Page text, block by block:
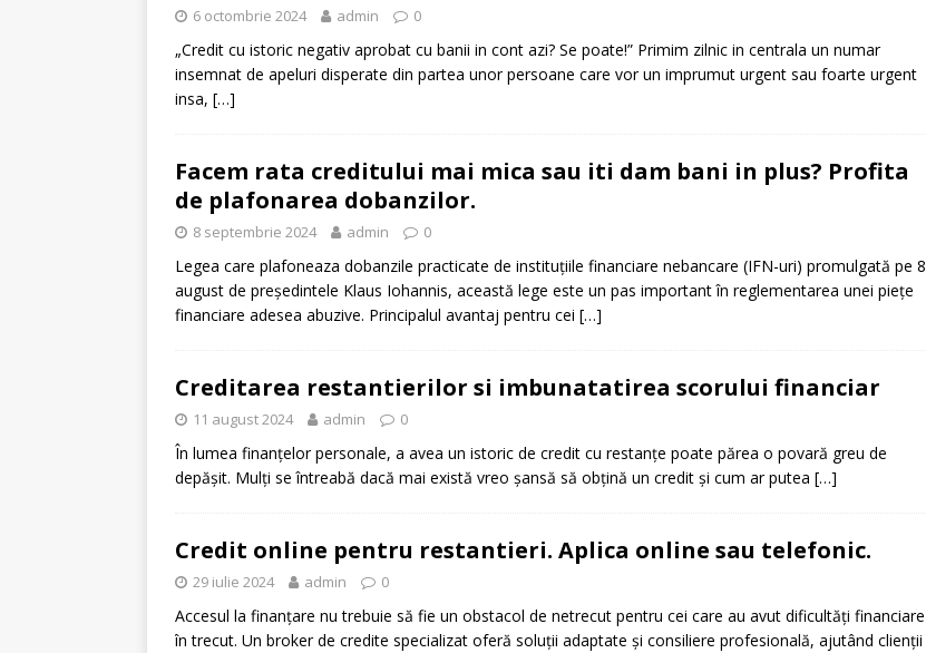
6 octombrie 2024 admin 0
„Credit cu istoric negativ aprobat cu banii in cont azi? Se poate!” Primim zilnic in centrala un numar
insemnat de apeluri disperate din partea unor persoane care vor un imprumut urgent sau foarte urgent
insa, […]
Facem rata creditului mai mica sau iti dam bani in plus? Profita
de plafonarea dobanzilor.
8 septembrie 2024 admin 0
Legea care plafoneaza dobanzile practicate de instituțiile financiare nebancare (IFN-uri) promulgată pe 8
august de președintele Klaus Iohannis, această lege este un pas important în reglementarea unei piețe
financiare adesea abuzive. Principalul avantaj pentru cei […]
Creditarea restantierilor si imbunatatirea scorului financiar
11 august 2024 admin 0
În lumea finanțelor personale, a avea un istoric de credit cu restanțe poate părea o povară greu de
depășit. Mulți se întreabă dacă mai există vreo șansă să obțină un credit și cum ar putea […]
Credit online pentru restantieri. Aplica online sau telefonic.
29 iulie 2024 admin 0
Accesul la finanțare nu trebuie să fie un obstacol de netrecut pentru cei care au avut dificultăți financiare
în trecut. Un broker de credite specializat oferă soluții adaptate și consiliere profesională, ajutând clienții